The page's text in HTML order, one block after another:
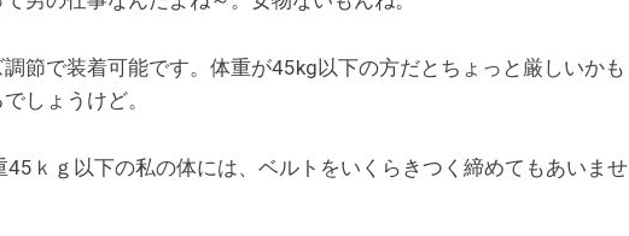
節で装着可能です。体重が45kg以下の方だとちょっと厳しいかも
しょうけど。
ｋｇ以下の私の体には、ベルトをいくらきつく締めてもあいませ